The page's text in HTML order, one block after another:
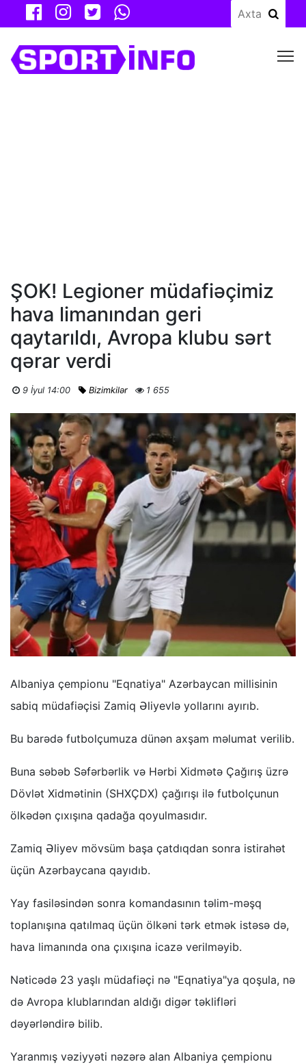
ŞOK! Legioner müdafiəçimiz
hava limanından geri
qaytarıldı, Avropa klubu sərt
qərar verdi
9 İyul 14:00 Bizimkilər 1 655
Albaniya çempionu "Eqnatiya" Azərbaycan millisinin
sabiq müdafiəçisi Zamiq Əliyevlə yollarını ayırıb.
Bu barədə futbolçumuza dünən axşam məlumat verilib.
Buna səbəb Səfərbərlik və Hərbi Xidmətə Çağırış üzrə
Dövlət Xidmətinin (SHXÇDX) çağırışı ilə futbolçunun
ölkədən çıxışına qadağa qoyulmasıdır.
Zamiq Əliyev mövsüm başa çatdıqdan sonra istirahət
üçün Azərbaycana qayıdıb.
Yay fasiləsindən sonra komandasının təlim-məşq
toplanışına qatılmaq üçün ölkəni tərk etmək istəsə də,
hava limanında ona çıxışına icazə verilməyib.
Nəticədə 23 yaşlı müdafiəçi nə "Eqnatiya"ya qoşula, nə
də Avropa klublarından aldığı digər təklifləri
dəyərləndirə bilib.
Yaranmış vəziyyəti nəzərə alan Albaniya çempionu